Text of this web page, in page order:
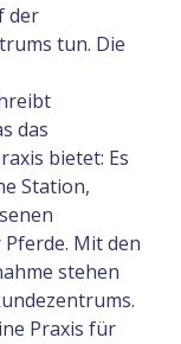
der
tun. Die
das
bietet: Es
Station,
Mit den
stehen
Praxis für